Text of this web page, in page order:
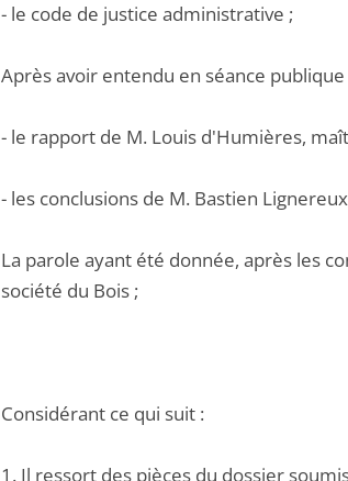
- le code de justice administrative ;
Après avoir entendu en séance publique
- le rapport de M. Louis d'Humières,
- les conclusions de M. Bastien
La parole ayant été donnée, après les
société du Bois ;
Considérant ce qui suit :
1. Il ressort des pièces du dossier